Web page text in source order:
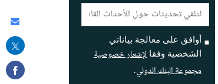
E-
mail:
أوافق على معالجة بياناتي
الشخصية وفقا لإشعار خصوصية
مجموعة البنك الدولي.